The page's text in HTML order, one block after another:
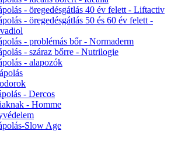
- öregedésgátlás 40 év felett - Liftactiv
- öregedésgátlás 50 és 60 év felett -
- problémás bőr - Normaderm
- száraz bőrre - Nutrilogie
- alapozók
- Dercos
- Homme
Slow Age